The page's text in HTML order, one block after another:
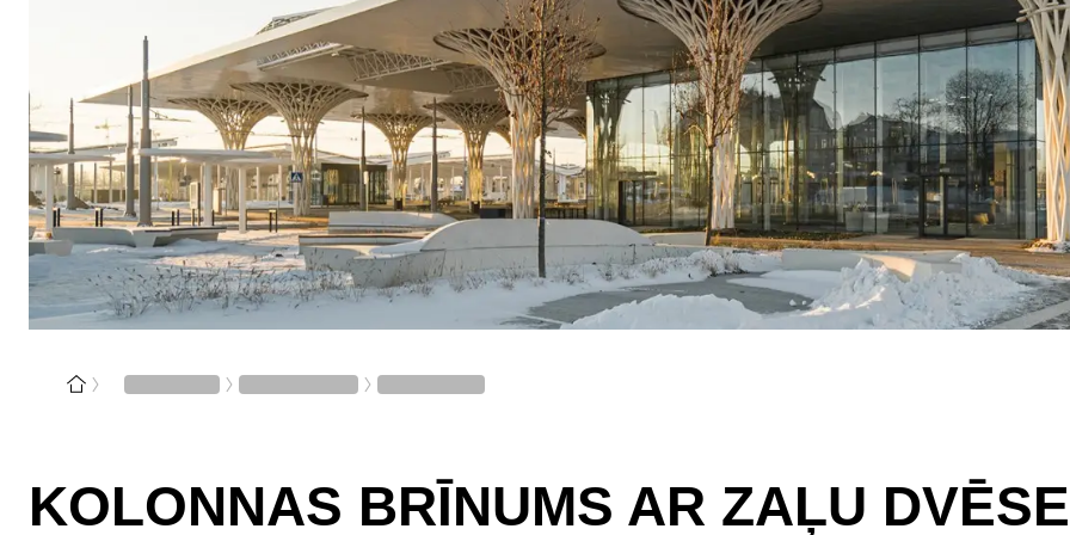
KOLONNAS BRĪNUMS AR ZAĻU